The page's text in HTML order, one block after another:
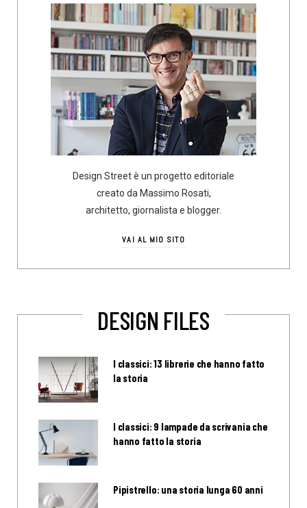
Design Street è un progetto editoriale
creato da Massimo Rosati,
architetto, giornalista e blogger.
VAI AL MIO SITO
DESIGN FILES
I classici: 13 librerie che hanno fatto
la storia
I classici: 9 lampade da scrivania che
hanno fatto la storia
Pipistrello: una storia lunga 60 anni